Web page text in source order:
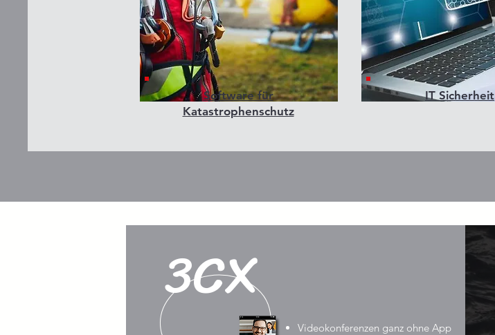
Software für
Katastrophenschutz
IT Sicherheit
3CX
Videokonferenzen ganz ohne App